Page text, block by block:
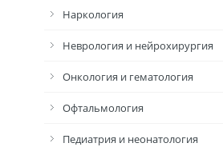
Наркология
Неврология и нейрохирургия
Онкология и гематология
Офтальмология
Педиатрия и неонатология